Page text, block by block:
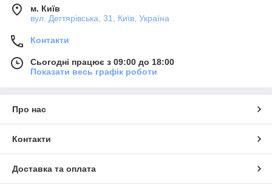
м. Київ
вул. Дегтярівська, 31, Київ, Україна
Контакти
Сьогодні працює з 09:00 до 18:00
Показати весь графік роботи
Про нас
Контакти
Доставка та оплата